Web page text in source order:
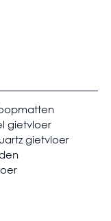
gietvloer
gietvloer